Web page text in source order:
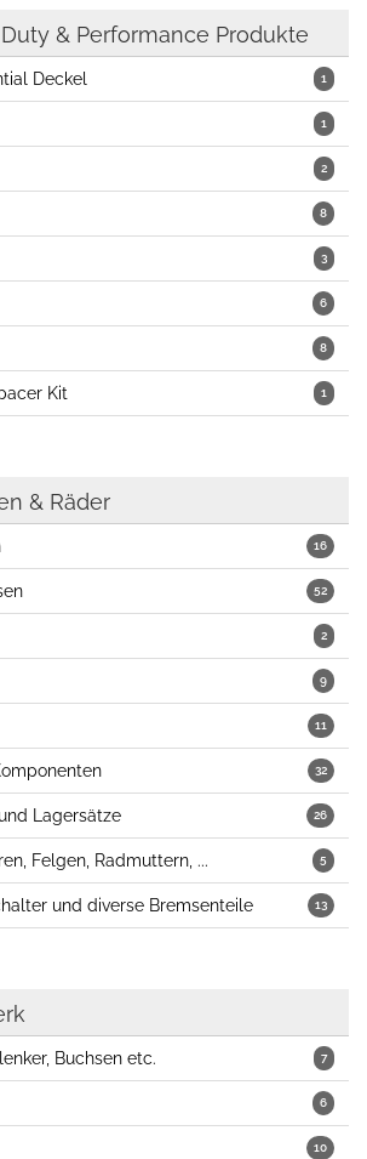
& Performance Produkte
1
Deckel
1
2
8
3
6
8
1
Kit
& Räder
16
52
2
9
11
32
26
Lagersätze
5
Felgen, Radmuttern, ...
13
und diverse Bremsenteile
7
Buchsen etc.
6
10